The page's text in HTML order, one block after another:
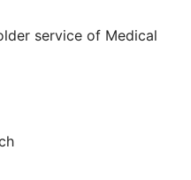
service of Medical